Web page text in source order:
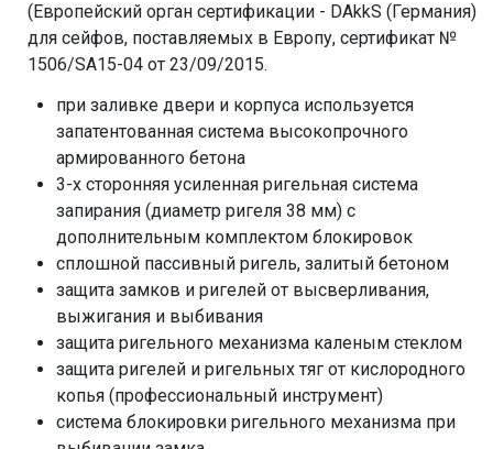
(Европейский орган сертификации - DAkkS (Германия)
для сейфов, поставляемых в Европу, сертификат №
1506/SA15-04 от 23/09/2015.
при заливке двери и корпуса используется
запатентованная система высокопрочного
армированного бетона
3-х сторонняя усиленная ригельная система
запирания (диаметр ригеля 38 мм) c
дополнительным комплектом блокировок
сплошной пассивный ригель, залитый бетоном
защита замков и ригелей от высверливания,
выжигания и выбивания
защита ригельного механизма каленым стеклом
защита ригелей и ригельных тяг от кислородного
копья (профессиональный инструмент)
система блокировки ригельного механизма при